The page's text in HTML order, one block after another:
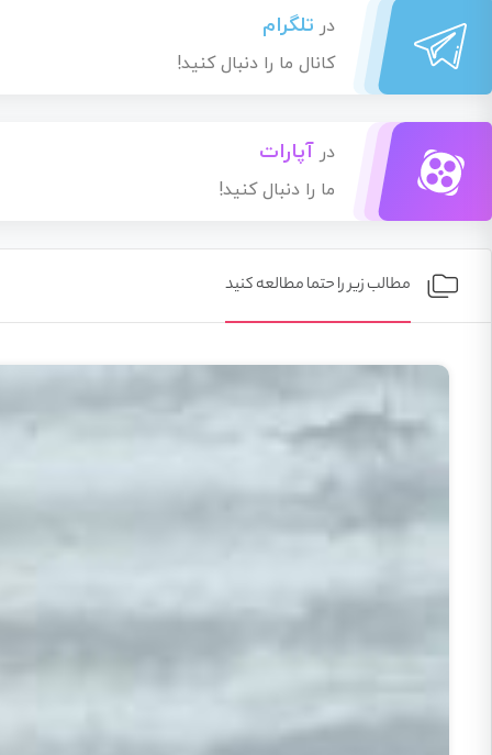
در تلگرام
کانال ما را دنبال کنید!
در آپارات
ما را دنبال کنید!
مطالب زیر را حتما مطالعه کنید